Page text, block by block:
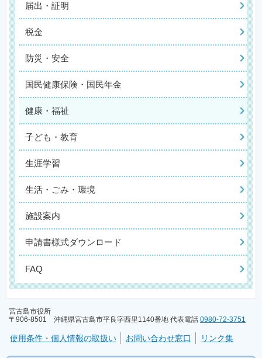
届出・証明
税金
防災・安全
国民健康保険・国民年金
健康・福祉
子ども・教育
生涯学習
生活・ごみ・環境
施設案内
申請書様式ダウンロード
FAQ
宮古島市役所
〒906-8501 沖縄県宮古島市平良字西里1140番地 代表電話 0980-72-3751
使用条件・個人情報の取扱い お問い合わせ窓口 リンク集